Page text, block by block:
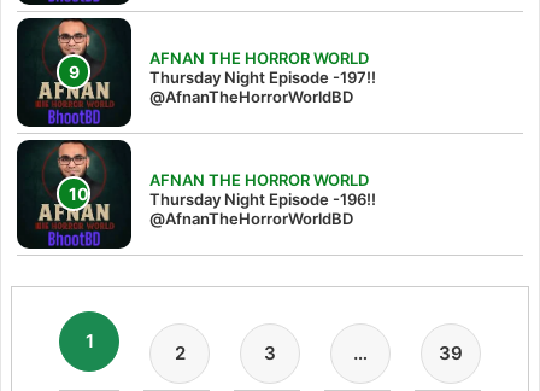
AFNAN THE HORROR WORLD
Thursday Night Episode -197!!‪
@AfnanTheHorrorWorldBD‬
AFNAN THE HORROR WORLD
Thursday Night Episode -196!!
@AfnanTheHorrorWorldBD
1
2 3 … 39